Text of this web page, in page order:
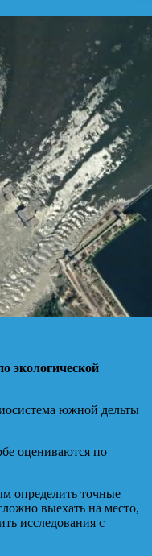
экологической
южной дельты
оцениваются по
определить точные
выехать на место,
исследования с